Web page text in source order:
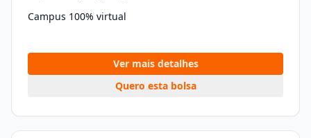
Campus 100% virtual
Ver mais detalhes
Quero esta bolsa